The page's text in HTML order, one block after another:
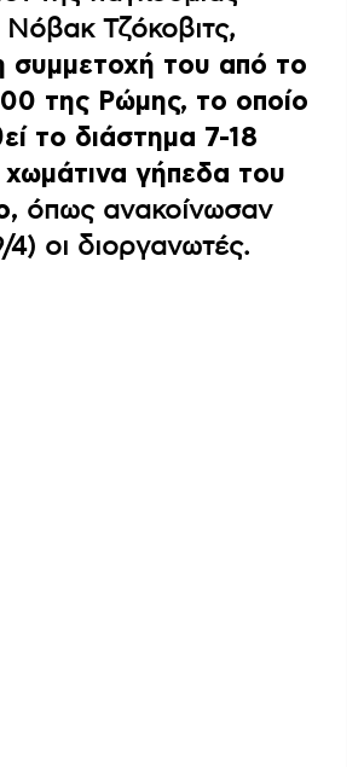
Νόβακ Τζόκοβιτς,
συμμετοχή του από το
της Ρώμης, το οποίο
το διάστημα 7-18
γήπεδα του
όπως ανακοίνωσαν
οι διοργανωτές.